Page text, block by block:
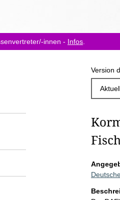
innen - Infos
Version